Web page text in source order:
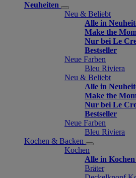
Neuheiten
Neu & Beliebt
Alle in
Make the
Nur bei Le
Bestseller
Neue Farben
Bleu Riviera
Neu & Beliebt
Alle in
Make the
Nur bei Le
Bestseller
Neue Farben
Bleu Riviera
Kochen & Backen
Kochen
Alle in Kochen
Bräter